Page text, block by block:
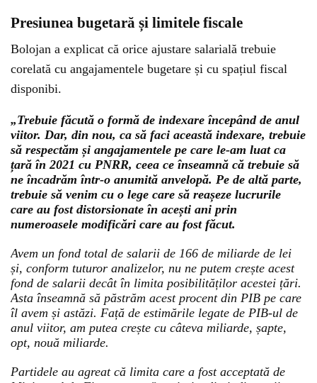
Presiunea bugetară și limitele fiscale
Bolojan a explicat că orice ajustare salarială trebuie
corelată cu angajamentele bugetare și cu spațiul fiscal
disponibi.
„Trebuie făcută o formă de indexare începând de anul
viitor. Dar, din nou, ca să faci această indexare, trebuie
să respectăm și angajamentele pe care le-am luat ca
țară în 2021 cu PNRR, ceea ce înseamnă că trebuie să
ne încadrăm într-o anumită anvelopă. Pe de altă parte,
trebuie să venim cu o lege care să reașeze lucrurile
care au fost distorsionate în acești ani prin
numeroasele modificări care au fost făcut.
Avem un fond total de salarii de 166 de miliarde de lei
și, conform tuturor analizelor, nu ne putem crește acest
fond de salarii decât în limita posibilităților acestei țări.
Asta înseamnă să păstrăm acest procent din PIB pe care
îl avem și astăzi. Față de estimările legate de PIB-ul de
anul viitor, am putea crește cu câteva miliarde, șapte,
opt, nouă miliarde.
Partidele au agreat că limita care a fost acceptată de